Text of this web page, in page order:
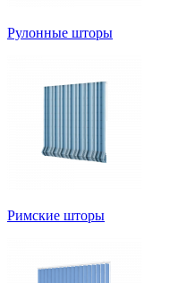
Рулонные шторы
Римские шторы